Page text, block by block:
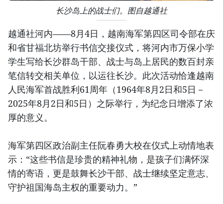
长沙岛上的战士们。图自越通社
越通社河内——8月4日，越南海军第四区司令部在庆
和省甘福北坊举行书信交接仪式，将河内市万保小学
学生写给长沙群岛干部、战士与岛上居民的数百封亲
笔信转交相关单位，以运往长沙。此次活动恰逢越南
人民海军首战胜利61周年（1964年8月2日和5日－
2025年8月2日和5日）之际举行，为纪念日增添了浓
厚的意义。
海军第四区政治副主任阮春勇大校在仪式上动情地表
示：“这些书信是珍贵的精神礼物，是孩子们满怀深
情的寄语，更是鼓舞长沙干部、战士继续坚定意志、
守护祖国海岛主权的重要动力。”